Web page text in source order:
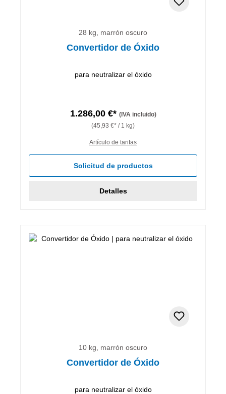
28 kg, marrón oscuro
Convertidor de Óxido
para neutralizar el óxido
1.286,00 €* (IVA incluido)
(45,93 €* / 1 kg)
Artículo de tarifas
Solicitud de productos
Detalles
10 kg, marrón oscuro
Convertidor de Óxido
para neutralizar el óxido